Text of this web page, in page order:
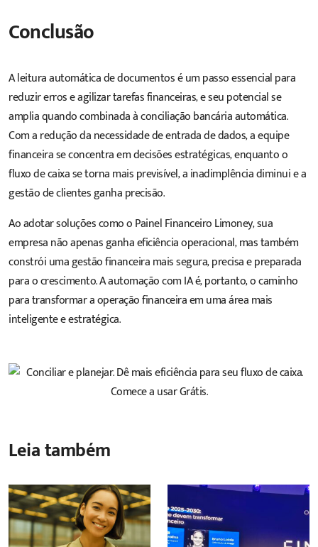
Conclusão
A leitura automática de documentos é um passo essencial para
reduzir erros e agilizar tarefas financeiras, e seu potencial se
amplia quando combinada à conciliação bancária automática.
Com a redução da necessidade de entrada de dados, a equipe
financeira se concentra em decisões estratégicas, enquanto o
fluxo de caixa se torna mais previsível, a inadimplência diminui e a
gestão de clientes ganha precisão.
Ao adotar soluções como o Painel Financeiro Limoney, sua
empresa não apenas ganha eficiência operacional, mas também
constrói uma gestão financeira mais segura, precisa e preparada
para o crescimento. A automação com IA é, portanto, o caminho
para transformar a operação financeira em uma área mais
inteligente e estratégica.
Leia também